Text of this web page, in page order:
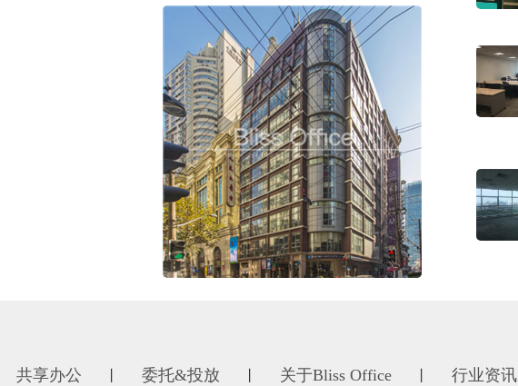
共享办公 委托&投放 关于Bliss Office 行业资讯